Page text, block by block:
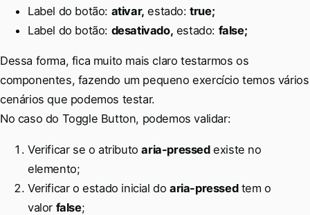
Label do botão: ativar, estado:true;
Label do botão: desativado, estado: false;
Dessa forma, fica muito mais claro testarmos os
componentes, fazendo um pequeno exercício temos vários
cenários que podemos testar.
No caso do Toggle Button, podemos validar:
Verificar se o atributoaria-pressedexiste no
elemento;
Verificar o estado inicial do aria-pressedtem o
valor false;